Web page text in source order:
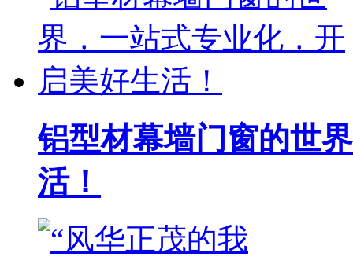
铝型材幕墙门窗的世
活！